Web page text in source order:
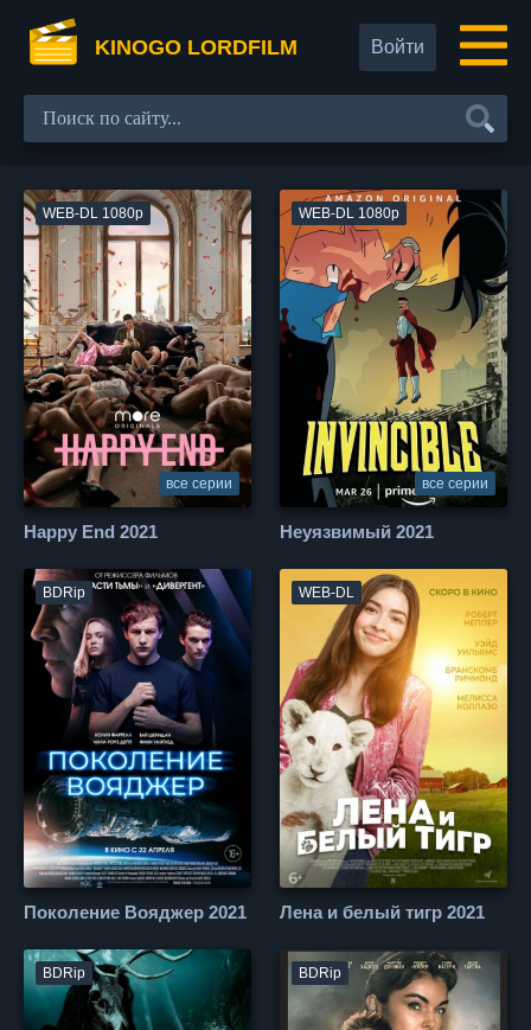
KINOGO LORDFILM Войти
WEB-DL 1080p
все серии
Happy End 2021
WEB-DL 1080p
все серии
Неуязвимый 2021
BDRip
Поколение Вояджер 2021
WEB-DL
Лена и белый тигр 2021
BDRip BDRip